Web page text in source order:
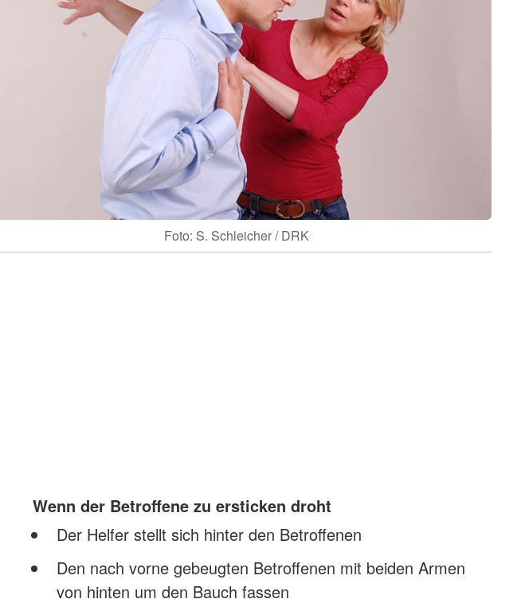
Foto: S. Schleicher / DRK
Wenn der Betroffene zu ersticken droht
Der Helfer stellt sich hinter den Betroffenen
Den nach vorne gebeugten Betroffenen mit beiden Armen
von hinten um den Bauch fassen